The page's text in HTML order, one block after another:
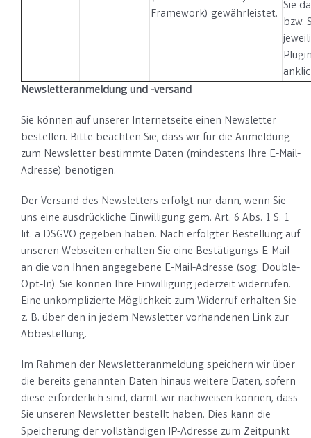
Framework) gewährleistet.
Sie
bzw.
Newsletteranmeldung und -versand
Sie können auf unserer Internetseite einen Newsletter
bestellen. Bitte beachten Sie, dass wir für die Anmeldung
zum Newsletter bestimmte Daten (mindestens Ihre E-Mail-
Adresse) benötigen.
Der Versand des Newsletters erfolgt nur dann, wenn Sie
uns eine ausdrückliche Einwilligung gem. Art. 6 Abs. 1 S. 1
lit. a DSGVO gegeben haben. Nach erfolgter Bestellung auf
unseren Webseiten erhalten Sie eine Bestätigungs-E-Mail
an die von Ihnen angegebene E-Mail-Adresse (sog. Double-
Opt-In). Sie können Ihre Einwilligung jederzeit widerrufen.
Eine unkomplizierte Möglichkeit zum Widerruf erhalten Sie
z. B. über den in jedem Newsletter vorhandenen Link zur
Abbestellung.
Im Rahmen der Newsletteranmeldung speichern wir über
die bereits genannten Daten hinaus weitere Daten, sofern
diese erforderlich sind, damit wir nachweisen können, dass
Sie unseren Newsletter bestellt haben. Dies kann die
Speicherung der vollständigen IP-Adresse zum Zeitpunkt